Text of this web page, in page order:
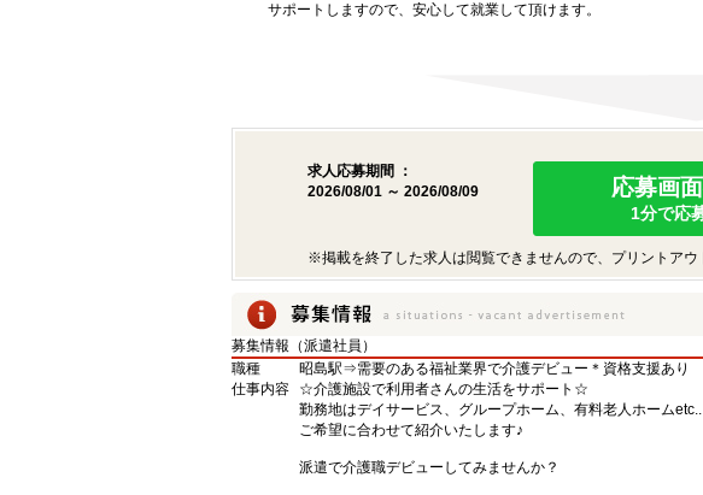
サポートしますので、安心して就業して頂けます。
求人応募期間 ：
2026/08/01 ～ 2026/08/09
応募画
1分で応
※掲載を終了した求人は閲覧できませんので、プリントアウ
募集情報（派遣社員）
職種
昭島駅⇒需要のある福祉業界で介護デビュー＊資格支援あり
仕事内容
☆介護施設で利用者さんの生活をサポート☆
勤務地はデイサービス、グループホーム、有料老人ホームetc..
ご希望に合わせて紹介いたします♪
派遣で介護職デビューしてみませんか？